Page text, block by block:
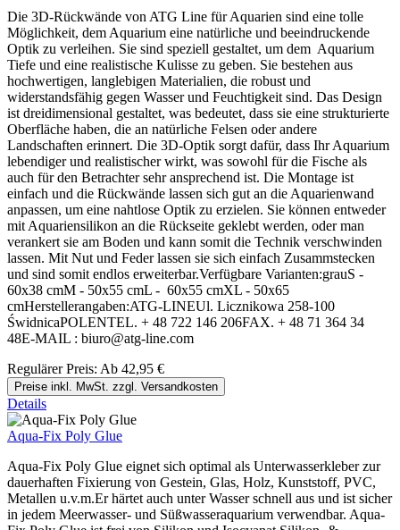
Die 3D-Rückwände von ATG Line für Aquarien sind eine tolle
Möglichkeit, dem Aquarium eine natürliche und beeindruckende
Optik zu verleihen. Sie sind speziell gestaltet, um dem Aquarium
Tiefe und eine realistische Kulisse zu geben. Sie bestehen aus
hochwertigen, langlebigen Materialien, die robust und
widerstandsfähig gegen Wasser und Feuchtigkeit sind. Das Design
ist dreidimensional gestaltet, was bedeutet, dass sie eine strukturierte
Oberfläche haben, die an natürliche Felsen oder andere
Landschaften erinnert. Die 3D-Optik sorgt dafür, dass Ihr Aquarium
lebendiger und realistischer wirkt, was sowohl für die Fische als
auch für den Betrachter sehr ansprechend ist. Die Montage ist
einfach und die Rückwände lassen sich gut an die Aquarienwand
anpassen, um eine nahtlose Optik zu erzielen. Sie können entweder
mit Aquariensilikon an die Rückseite geklebt werden, oder man
verankert sie am Boden und kann somit die Technik verschwinden
lassen. Mit Nut und Feder lassen sie sich einfach Zusammstecken
und sind somit endlos erweiterbar.Verfügbare Varianten:grauS -
60x38 cmM - 50x55 cmL - 60x55 cmXL - 50x65
cmHerstellerangaben:ATG-LINEUl. Licznikowa 258-100
ŚwidnicaPOLENTEL. + 48 722 146 206FAX. + 48 71 364 34
48E-MAIL : biuro@atg-line.com
Regulärer Preis: Ab 42,95 €
Preise inkl. MwSt. zzgl. Versandkosten
Details
Aqua-Fix Poly Glue
Aqua-Fix Poly Glue eignet sich optimal als Unterwasserkleber zur
dauerhaften Fixierung von Gestein, Glas, Holz, Kunststoff, PVC,
Metallen u.v.m.Er härtet auch unter Wasser schnell aus und ist sicher
in jedem Meerwasser- und Süßwasseraquarium verwendbar. Aqua-